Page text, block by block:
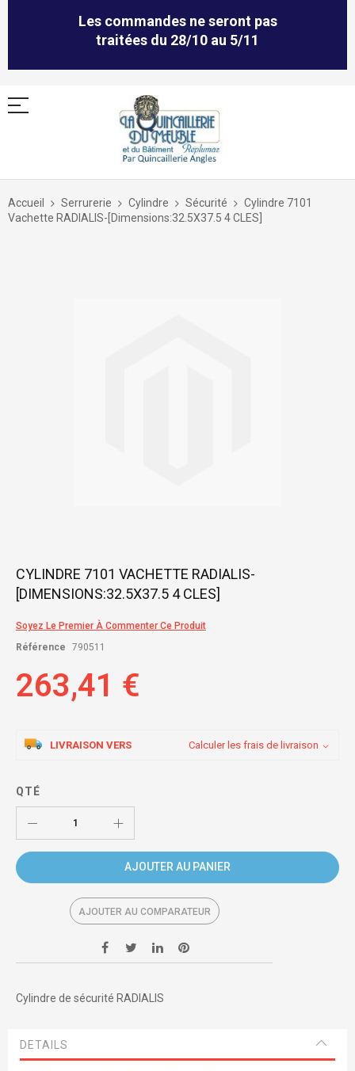
Les commandes ne seront pas
traitées du 28/10 au 5/11
Allez
contenu
Accueil Serrurerie Cylindre Sécurité
Cylindre 7101
Vachette RADIALIS-[Dimensions:32.5X37.5 4 CLES]
Skip
the
of
images
CYLINDRE 7101 VACHETTE RADIALIS-
[DIMENSIONS:32.5X37.5 4 CLES]
Soyez Le Premier À Commenter Ce Produit
Référence
790511
263,41 €
LIVRAISON VERS Calculer les frais de livraison
QTÉ
AJOUTER AU PANIER
AJOUTER AU COMPARATEUR
Cylindre de sécurité RADIALIS
DETAILS